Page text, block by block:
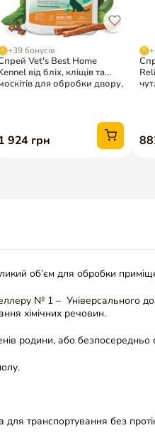
об’єм для обробки
№ 1 – Універсального
хімічних речовин.
родини, або
транспортування без